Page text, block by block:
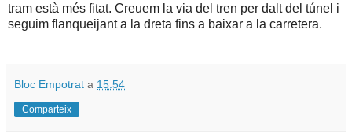
tram està més fitat. Creuem la via del tren per dalt del túnel i
seguim flanqueijant a la dreta fins a baixar a la carretera.
Bloc Empotrat a 15:54
Comparteix